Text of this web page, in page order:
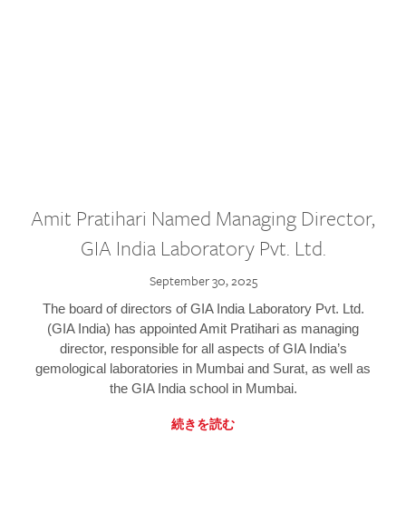
Amit Pratihari Named Managing Director,
GIA India Laboratory Pvt. Ltd.
September 30, 2025
The board of directors of GIA India Laboratory Pvt. Ltd.
(GIA India) has appointed Amit Pratihari as managing
director, responsible for all aspects of GIA India’s
gemological laboratories in Mumbai and Surat, as well as
the GIA India school in Mumbai.
続きを読む